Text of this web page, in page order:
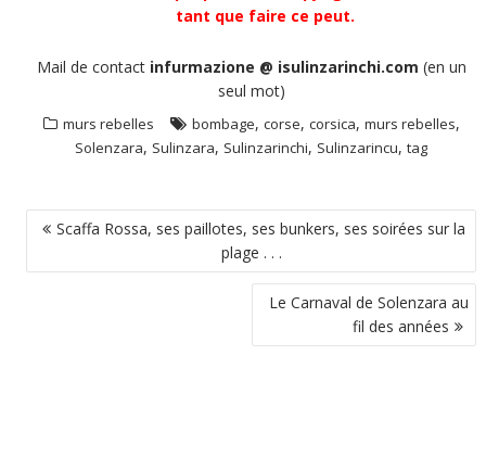
tant que faire ce peut.
Mail de contactinfurmazione @ isulinzarinchi.com (en un
seul mot)
murs rebelles bombage, corse, corsica, murs rebelles,
Solenzara, Sulinzara, Sulinzarinchi, Sulinzarincu, tag
NAVIGATION
L’ARTICLE
Scaffa Rossa, ses paillotes, ses bunkers, ses soirées sur la
plage . . .
Le Carnaval de Solenzara au
fil des années